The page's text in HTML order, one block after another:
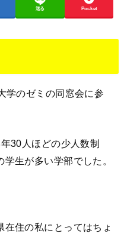
送る Pocket
学のゼミの同窓会に参
30人ほどの少人数制
生が多い学部でした。
在住の私にとってはちょ